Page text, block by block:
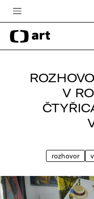
Česká televize
Zpravodajství
TV program
V
rozhovor